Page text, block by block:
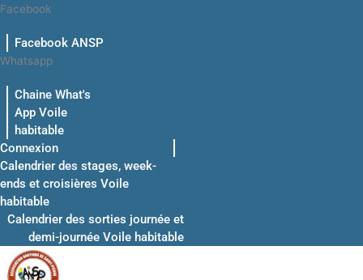
Aller
contenu
Facebook
Facebook ANSP
Whatsapp
Chaine What's
App Voile
habitable
Connexion
Calendrier des stages, week-
ends et croisières Voile
habitable
Calendrier des sorties journée et
demi-journée Voile habitable